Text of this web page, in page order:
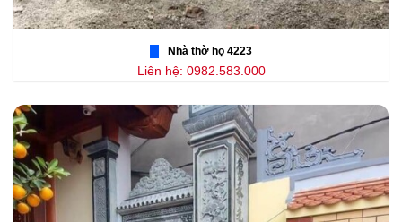
Nhà thờ họ 4223
Liên hệ: 0982.583.000